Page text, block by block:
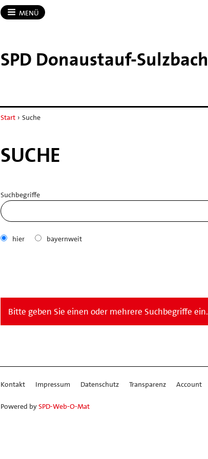
MENÜ
SPD Donaustauf-​Sulzbach
Start › Suche
SUCHE
Suchbegriffe
hier bayernweit
Bitte geben Sie einen oder mehrere Suchbegriffe ein.
Kontakt Impressum Datenschutz Transparenz Account
Powered bySPD-Web-O-Mat